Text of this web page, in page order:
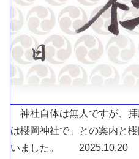
神社自体は無人ですが、
は櫻岡神社で」との案内と
いました。 2025.10.20